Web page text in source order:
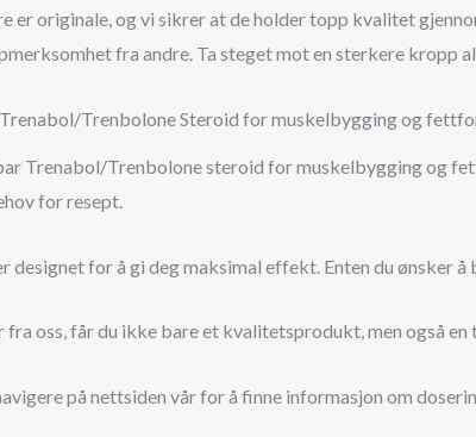
er originale, og vi sikrer at de holder topp kvalitet
fra andre. Ta steget mot en sterkere kropp
Trenbolone Steroid for muskelbygging og
Trenabol/Trenbolone steroid for muskelbygging og
for resept.
designet for å gi deg maksimal effekt. Enten du
oss, får du ikke bare et kvalitetsprodukt, men også
på nettsiden vår for å finne informasjon om